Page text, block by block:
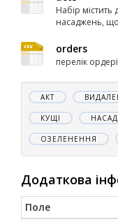
Набір
насаджень, що
orders
перелік
АКТ
КУЩІ
ОЗЕЛЕНЕННЯ
Додаткова
Поле